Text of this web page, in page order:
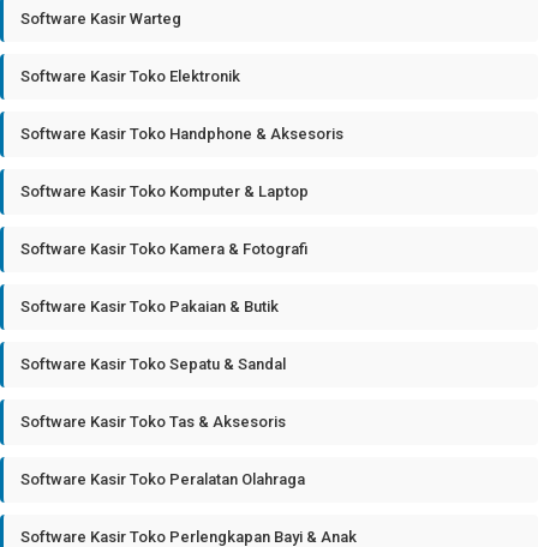
Software Kasir Warteg
Software Kasir Toko Elektronik
Software Kasir Toko Handphone & Aksesoris
Software Kasir Toko Komputer & Laptop
Software Kasir Toko Kamera & Fotografi
Software Kasir Toko Pakaian & Butik
Software Kasir Toko Sepatu & Sandal
Software Kasir Toko Tas & Aksesoris
Software Kasir Toko Peralatan Olahraga
Software Kasir Toko Perlengkapan Bayi & Anak